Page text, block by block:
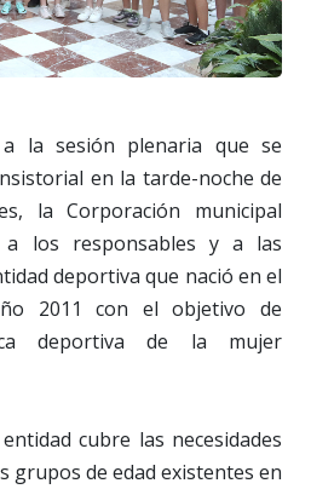
la sesión plenaria que se
en la tarde-noche de
la Corporación municipal
los responsables y a las
deportiva que nació en el
2011 con el objetivo de
deportiva de la mujer
cubre las necesidades
grupos de edad existentes en